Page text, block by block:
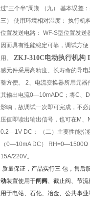
过“三个半”周期 （九） 基本误差
三） 使用环境相对湿度： 执行机
位置发送电路： WF-S型位置发送
因而具有性能稳定可靠，调试方
用。 ZKJ-310C电动执行机构
感元件采用高精度、长寿命的导
整方便。 2、电流变换器所用元
其输出电流0—10mADC；将C、
影响，故调试一次即可完成，不
压值即读出输出信号，也可在M
0.2—1V DC； （二）主要性能指
（0—10mA DC） RH=0—1500Ω
15A/220V。
质量保证，产品实行三 包，售后
动装置使用于闸阀 、截止阀、节
用于电站、石化、冶金、公共事业